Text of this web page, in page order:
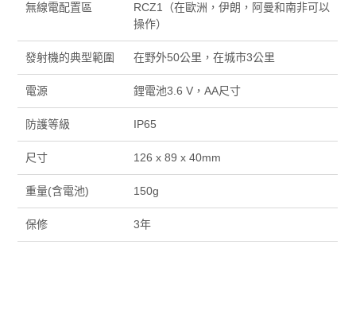
無線電配置區
RCZ1（在歐洲，伊朗，阿曼和南非可以
操作）
發射機的典型範圍 在野外50公里，在城市3公里
電源 鋰電池3.6 V，AA尺寸
防護等級 IP65
尺寸 126 x 89 x 40mm
重量(含電池) 150g
保修 3年